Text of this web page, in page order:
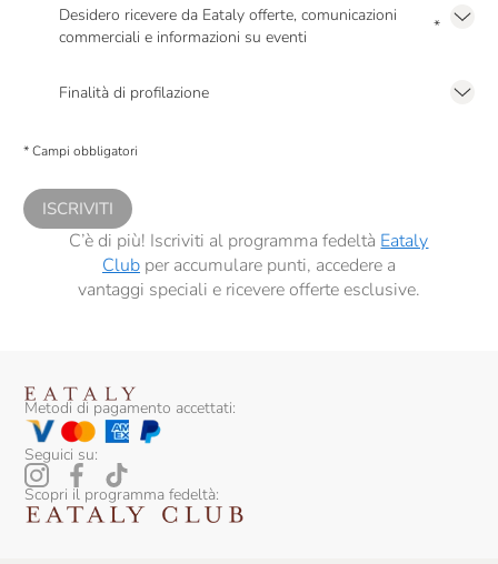
Di Majo Norante
Donna Olimpia
Donnafugata
Dourthe
Duca Di Salaparuta
Emidio Pepe
Fabrizio Ressia
Falesco
Desidero ricevere da Eataly offerte, comunicazioni
commerciali e informazioni su eventi
*
Finalità di profilazione
comunicazioni commerciali personalizzate, in caso di consenso prestato ai
* Campi obbligatori
ISCRIVITI
C’è di più! Iscriviti al programma fedeltà Eataly
Clubper accumulare punti, accedere a
vantaggi speciali e ricevere offerte esclusive.
Metodi di pagamento accettati:
Seguici su:
Scopri il programma fedeltà: